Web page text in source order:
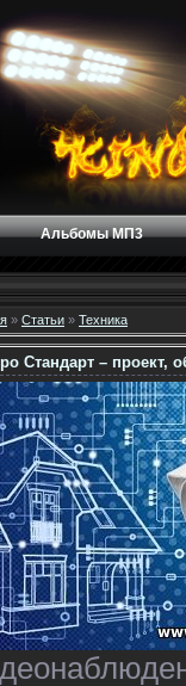
Альбомы МП3
» Статьи » Техника
Стандарт – проект,